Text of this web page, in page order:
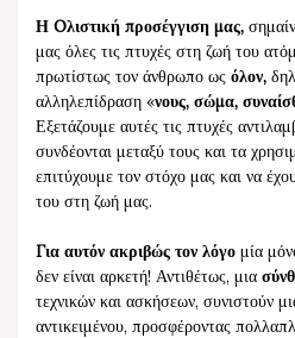
Η Oλιστική προσέγγιση μας,
μας όλες τις πτυχές στη ζωή του
πρωτίστως τον άνθρωπο ως όλον,
αλληλεπίδραση «νους, σώμα,
Εξετάζουμε αυτές τις πτυχές
συνδέονται μεταξύ τους και τα
επιτύχουμε τον στόχο μας και να
του στη ζωή μας.
Για αυτόν ακριβώς τον λόγο μία
δεν είναι αρκετή! Αντιθέτως, μια
τεχνικών και ασκήσεων, συνιστούν
αντικειμένου, προσφέροντας